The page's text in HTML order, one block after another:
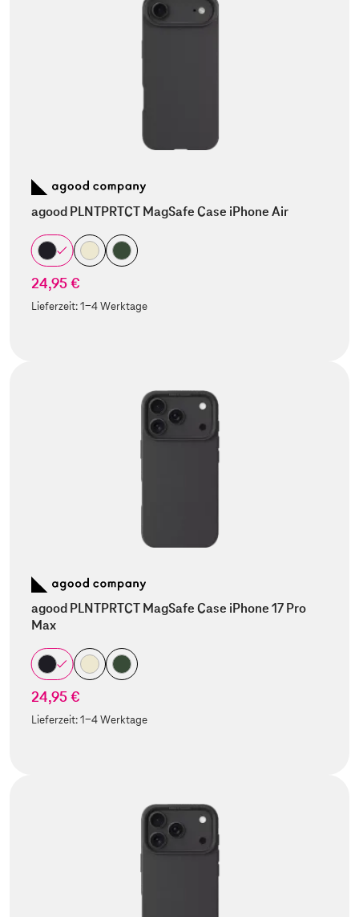
agood PLNTPRTCT MagSafe Case iPhone Air
24,95 €
Lieferzeit:1-4 Werktage
agood PLNTPRTCT MagSafe Case iPhone 17 Pro
Max
24,95 €
Lieferzeit:1-4 Werktage